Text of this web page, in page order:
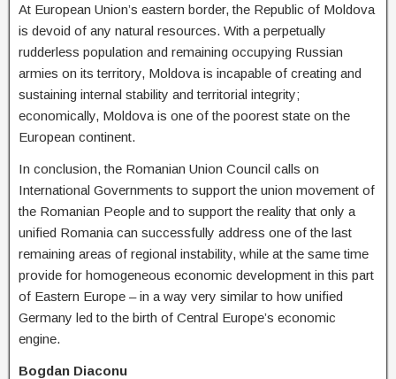
At European Union’s eastern border, the Republic of Moldova
is devoid of any natural resources. With a perpetually
rudderless population and remaining occupying Russian
armies on its territory, Moldova is incapable of creating and
sustaining internal stability and territorial integrity;
economically, Moldova is one of the poorest state on the
European continent.
In conclusion, the Romanian Union Council calls on
International Governments to support the union movement of
the Romanian People and to support the reality that only a
unified Romania can successfully address one of the last
remaining areas of regional instability, while at the same time
provide for homogeneous economic development in this part
of Eastern Europe – in a way very similar to how unified
Germany led to the birth of Central Europe’s economic
engine.
Bogdan Diaconu